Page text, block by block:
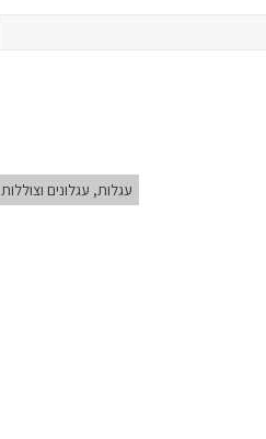
עגלות, עגלונים וצוללות